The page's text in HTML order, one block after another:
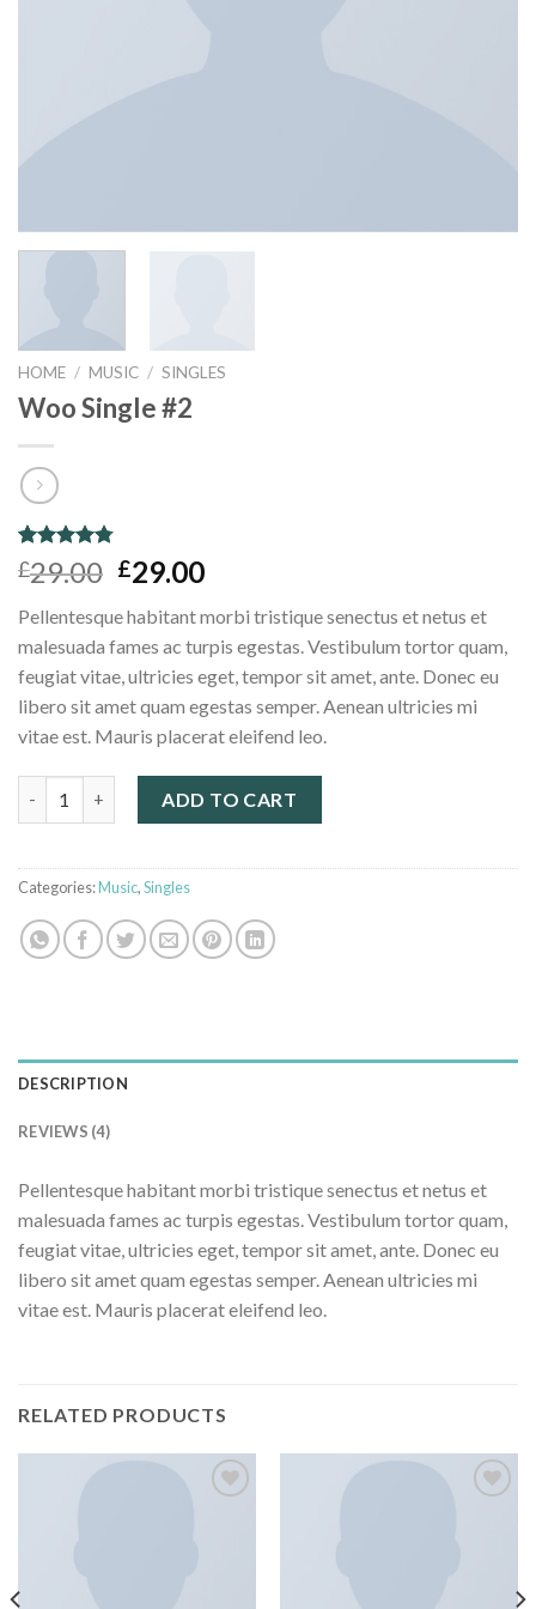
HOME / MUSIC / SINGLES
Woo Single #2
Rated 4.75
out of 5
4
customer
ratings
£29.00 £29.00
Pellentesque habitant morbi tristique senectus et netus et
malesuada fames ac turpis egestas. Vestibulum tortor quam,
feugiat vitae, ultricies eget, tempor sit amet, ante. Donec eu
libero sit amet quam egestas semper. Aenean ultricies mi
vitae est. Mauris placerat eleifend leo.
ADD TO CART
Categories:Music,Singles
DESCRIPTION
REVIEWS (4)
Pellentesque habitant morbi tristique senectus et netus et
malesuada fames ac turpis egestas. Vestibulum tortor quam,
feugiat vitae, ultricies eget, tempor sit amet, ante. Donec eu
libero sit amet quam egestas semper. Aenean ultricies mi
vitae est. Mauris placerat eleifend leo.
RELATED PRODUCTS